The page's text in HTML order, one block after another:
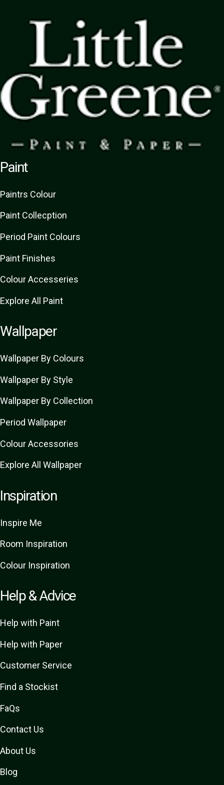
Paint
Paintrs Colour
Paint Collecption
Period Paint Colours
Paint Finishes
Colour Accesseries
Explore All Paint
Wallpaper
Wallpaper By Colours
Wallpaper By Style
Wallpaper By Collection
Period Wallpaper
Colour Accessories
Explore All Wallpaper
Inspiration
Inspire Me
Room Inspiration
Colour Inspiration
Help & Advice
Help with Paint
Help with Paper
Customer Service
Find a Stockist
FaQs
Contact Us
About Us
Blog